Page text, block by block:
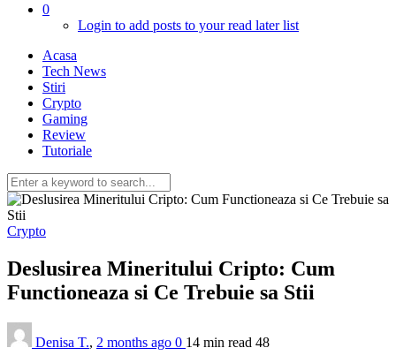
0
Login to add posts to your read later list
Acasa
Tech News
Stiri
Crypto
Gaming
Review
Tutoriale
Crypto
Deslusirea Mineritului Cripto: Cum
Functioneaza si Ce Trebuie sa Stii
Denisa T., 2 months ago 0 14 min read 48